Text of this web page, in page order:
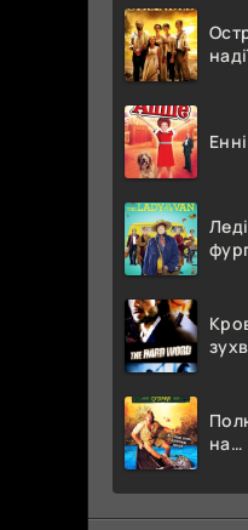
Енні
на